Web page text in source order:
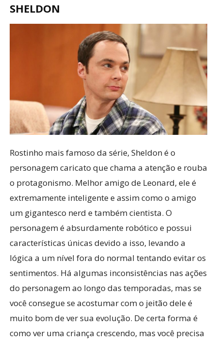
SHELDON
Rostinho mais famoso da série, Sheldon é o
personagem caricato que chama a atenção e rouba
o protagonismo. Melhor amigo de Leonard, ele é
extremamente inteligente e assim como o amigo
um gigantesco nerd e também cientista. O
personagem é absurdamente robótico e possui
características únicas devido a isso, levando a
lógica a um nível fora do normal tentando evitar os
sentimentos. Há algumas inconsistências nas ações
do personagem ao longo das temporadas, mas se
você consegue se acostumar com o jeitão dele é
muito bom de ver sua evolução. De certa forma é
como ver uma criança crescendo, mas você precisa